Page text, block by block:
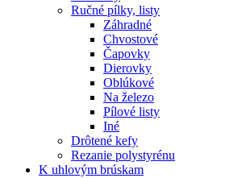
Ručné pílky, listy
Záhradné
Chvostové
Čapovky
Dierovky
Oblúkové
Na železo
Pílové listy
Iné
Drôtené kefy
Rezanie polystyrénu
K uhlovým brúskam